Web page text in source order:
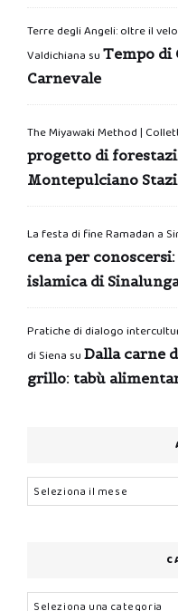
Terre degli Angeli: oltre il
Valdichiana su Tempo di
Carnevale
The Miyawaki Method |
progetto di
Montepulciano
La festa di fine Ramadan a
cena per
islamica di
Pratiche di dialogo
di Siena su Dalla carne
grillo: tabù
Archivi
Categorie